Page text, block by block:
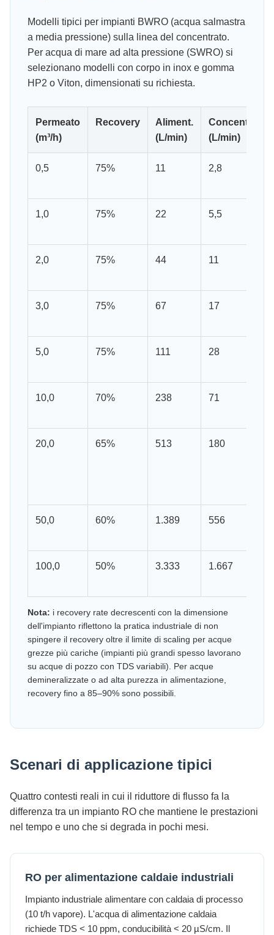
Modelli tipici per impianti BWRO (acqua salmastra
a media pressione) sulla linea del concentrato.
Per acqua di mare ad alta pressione (SWRO) si
selezionano modelli con corpo in inox e gomma
HP2 o Viton, dimensionati su richiesta.
Permeato
(m³/h)
Recovery
Aliment.
(L/min)
Concentrato
(L/min)
0,5 75% 11 2,8
1,0 75% 22 5,5
2,0 75% 44 11
3,0 75% 67 17
5,0 75% 111 28
10,0 70% 238 71
20,0 65% 513 180
50,0 60% 1.389 556
100,0 50% 3.333 1.667
Nota: i recovery rate decrescenti con la dimensione
dell'impianto riflettono la pratica industriale di non
spingere il recovery oltre il limite di scaling per acque
grezze più cariche (impianti più grandi spesso lavorano
su acque di pozzo con TDS variabili). Per acque
demineralizzate o ad alta purezza in alimentazione,
recovery fino a 85–90% sono possibili.
Scenari di applicazione tipici
Quattro contesti reali in cui il riduttore di flusso fa la
differenza tra un impianto RO che mantiene le prestazioni
nel tempo e uno che si degrada in pochi mesi.
RO per alimentazione caldaie industriali
Impianto industriale alimentare con caldaia di processo
(10 t/h vapore). L'acqua di alimentazione caldaia
richiede TDS < 10 ppm, conducibilità < 20 µS/cm. Il